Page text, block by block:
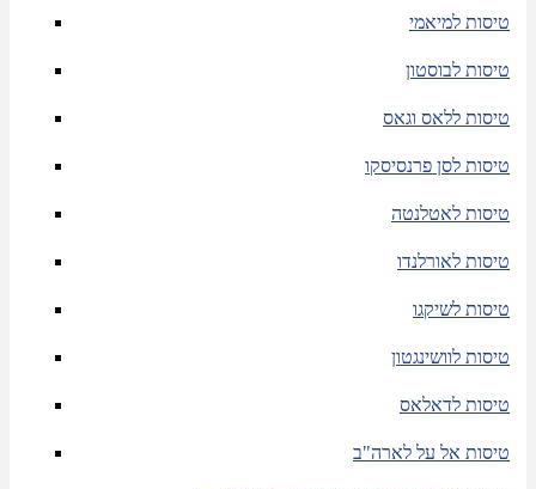
טיסות למיאמי
טיסות לבוסטון
טיסות ללאס וגאס
טיסות לסן פרנסיסקו
טיסות לאטלנטה
טיסות לאורלנדו
טיסות לשיקגו
טיסות לוושינגטון
טיסות לדאלאס
טיסות אל על לארה"ב